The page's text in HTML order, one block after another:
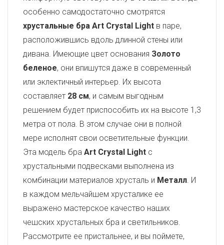
особенно самодостаточно смотрятся
хрустальные бра Art Crystal Light в паре,
расположившись вдоль длинной стены или
дивана. Имеющие цвет основания Золото
беленое, они впишутся даже в современный
или эклектичный интерьер. Их высота
составляет 28 см, и самым выгодным
решением будет приспособить их на высоте 1,3
метра от пола. В этом случае они в полной
мере исполнят свои осветительные функции.
Эта модель бра Art Crystal Light с
хрустальными подвесками выполнена из
комбинации материалов хрусталь и Металл. И
в каждом мельчайшем хрусталике ее
выражено мастерское качество наших
чешских хрустальных бра и светильников.
Рассмотрите ее пристальнее, и вы поймете,